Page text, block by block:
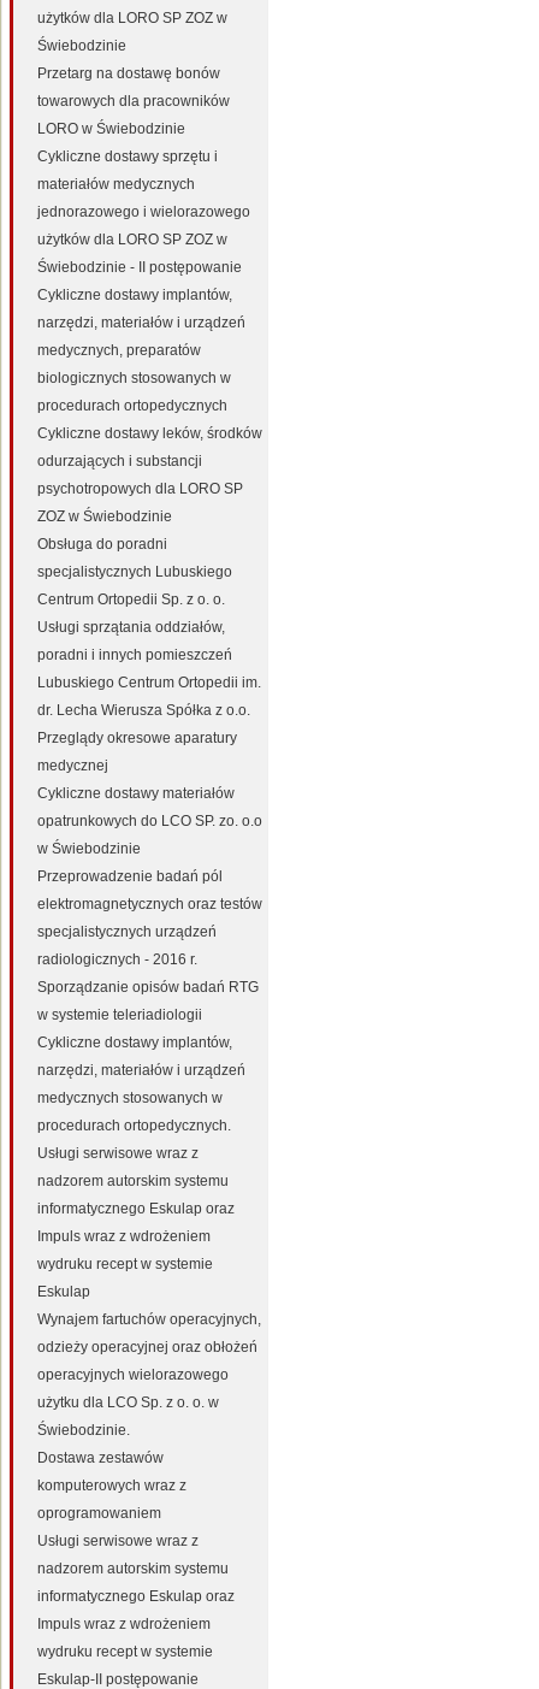
użytków dla LORO SP ZOZ w
Świebodzinie
Przetarg na dostawę bonów
towarowych dla pracowników
LORO w Świebodzinie
Cykliczne dostawy sprzętu i
materiałów medycznych
jednorazowego i wielorazowego
użytków dla LORO SP ZOZ w
Świebodzinie - II postępowanie
Cykliczne dostawy implantów,
narzędzi, materiałów i urządzeń
medycznych, preparatów
biologicznych stosowanych w
procedurach ortopedycznych
Cykliczne dostawy leków, środków
odurzających i substancji
psychotropowych dla LORO SP
ZOZ w Świebodzinie
Obsługa do poradni
specjalistycznych Lubuskiego
Centrum Ortopedii Sp. z o. o.
Usługi sprzątania oddziałów,
poradni i innych pomieszczeń
Lubuskiego Centrum Ortopedii im.
dr. Lecha Wierusza Spółka z o.o.
Przeglądy okresowe aparatury
medycznej
Cykliczne dostawy materiałów
opatrunkowych do LCO SP. zo. o.o
w Świebodzinie
Przeprowadzenie badań pól
elektromagnetycznych oraz testów
specjalistycznych urządzeń
radiologicznych - 2016 r.
Sporządzanie opisów badań RTG
w systemie teleriadiologii
Cykliczne dostawy implantów,
narzędzi, materiałów i urządzeń
medycznych stosowanych w
procedurach ortopedycznych.
Usługi serwisowe wraz z
nadzorem autorskim systemu
informatycznego Eskulap oraz
Impuls wraz z wdrożeniem
wydruku recept w systemie
Eskulap
Wynajem fartuchów operacyjnych,
odzieży operacyjnej oraz obłożeń
operacyjnych wielorazowego
użytku dla LCO Sp. z o. o. w
Świebodzinie.
Dostawa zestawów
komputerowych wraz z
oprogramowaniem
Usługi serwisowe wraz z
nadzorem autorskim systemu
informatycznego Eskulap oraz
Impuls wraz z wdrożeniem
wydruku recept w systemie
Eskulap-II postępowanie